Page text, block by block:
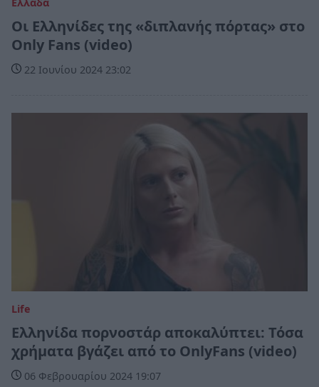
Οι Ελληνίδες της «διπλανής πόρτας» στο
Only Fans (video)
22 Ιουνίου 2024 23:02
Life
Ελληνίδα πορνοστάρ αποκαλύπτει: Τόσα
χρήματα βγάζει από το OnlyFans (video)
06 Φεβρουαρίου 2024 19:07